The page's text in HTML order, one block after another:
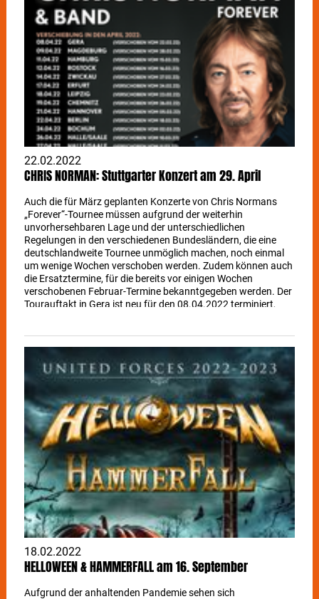
22.02.2022
CHRIS NORMAN: Stuttgarter Konzert am 29. April
Auch die für März geplanten Konzerte von Chris Normans
„Forever“-Tournee müssen aufgrund der weiterhin
unvorhersehbaren Lage und der unterschiedlichen
Regelungen in den verschiedenen Bundesländern, die eine
deutschlandweite Tournee unmöglich machen, noch einmal
um wenige Wochen verschoben werden. Zudem können auch
die Ersatztermine, für die bereits vor einigen Wochen
verschobenen Februar-Termine bekanntgegeben werden. Der
Tourauftakt in Gera ist neu für den 08.04.2022 terminiert,
18.02.2022
HELLOWEEN & HAMMERFALL am 16. September
Aufgrund der anhaltenden Pandemie sehen sich